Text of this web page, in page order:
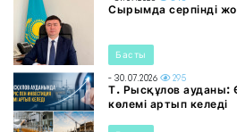
Сырымда серпінді
Басты
- 30.07.2026 295
Т. Рысқұлов ауданы:
көлемі артып келеді